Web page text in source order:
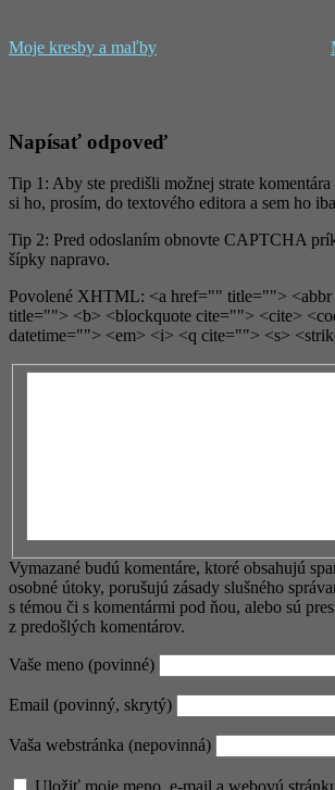
Moje kresby a maľby
Napísať odpoveď
Tip 1: Aby ste predišli možnej strate
si ho, prosím, do textového editora a sem ho
Tip 2: Pred odoslaním obnovte CAPTCHA
šípky napravo.
Povolené XHTML: <a href="" title="">
title=""> <b> <blockquote cite=""> <cite>
datetime=""> <em> <i> <q cite=""> <s>
Vymazané budú komentáre, ktoré obsahujú
osobné útoky, porušujú zásady slušného
s témou či s komentármi pod ňou, alebo sú
z predošlých komentárov.
Vaše meno (povinné)
Email (povinný, skrytý)
Vaša webstránka (nepovinná)
Uložiť moje meno, e-mail a webovú